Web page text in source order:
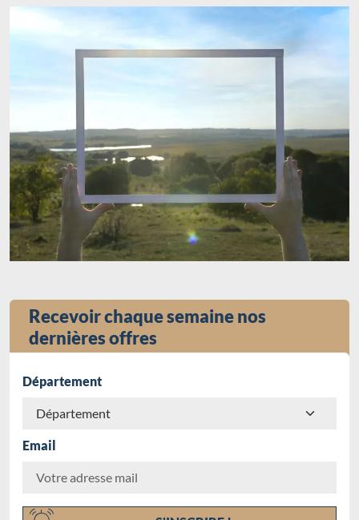
Recevoir chaque semaine nos
dernières offres
Département
Email